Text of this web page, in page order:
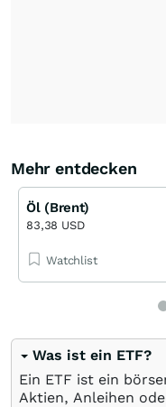
Mehr entdecken
Öl (Brent)
83,38 USD
Watchlist
Was ist ein ETF?
Ein ETF ist ein
Aktien, Anleihen